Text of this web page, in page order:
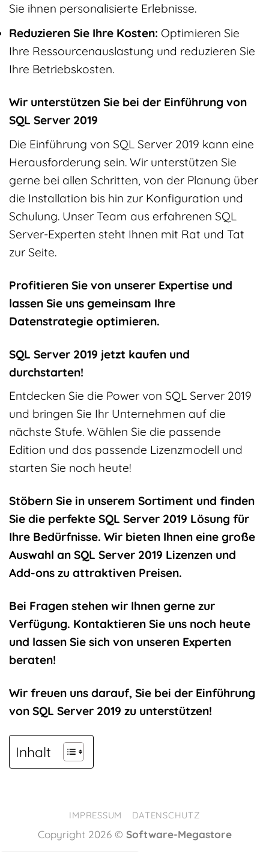
Sie ihnen personalisierte Erlebnisse.
Reduzieren Sie Ihre Kosten: Optimieren Sie
Ihre Ressourcenauslastung und reduzieren Sie
Ihre Betriebskosten.
Wir unterstützen Sie bei der Einführung von
SQL Server 2019
Die Einführung von SQL Server 2019 kann eine
Herausforderung sein. Wir unterstützen Sie
gerne bei allen Schritten, von der Planung über
die Installation bis hin zur Konfiguration und
Schulung. Unser Team aus erfahrenen SQL
Server-Experten steht Ihnen mit Rat und Tat
zur Seite.
Profitieren Sie von unserer Expertise und
lassen Sie uns gemeinsam Ihre
Datenstrategie optimieren.
SQL Server 2019 jetzt kaufen und
durchstarten!
Entdecken Sie die Power von SQL Server 2019
und bringen Sie Ihr Unternehmen auf die
nächste Stufe. Wählen Sie die passende
Edition und das passende Lizenzmodell und
starten Sie noch heute!
Stöbern Sie in unserem Sortiment und finden
Sie die perfekte SQL Server 2019 Lösung für
Ihre Bedürfnisse. Wir bieten Ihnen eine große
Auswahl an SQL Server 2019 Lizenzen und
Add-ons zu attraktiven Preisen.
Bei Fragen stehen wir Ihnen gerne zur
Verfügung. Kontaktieren Sie uns noch heute
und lassen Sie sich von unseren Experten
beraten!
Wir freuen uns darauf, Sie bei der Einführung
von SQL Server 2019 zu unterstützen!
Inhalt
IMPRESSUM DATENSCHUTZ
Copyright 2026 © Software-Megastore